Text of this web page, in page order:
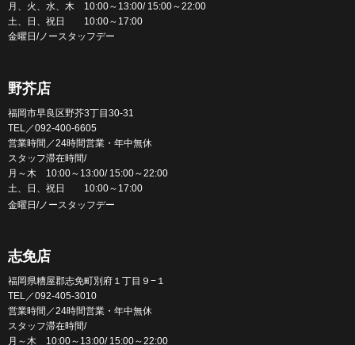
月、火、水、木 10:00～13:00/ 15:00～22:00
土、日、祝日 10:00～17:00
金曜日/ノースタッフデー
野芥店
福岡市早良区野芥3丁目30-31
TEL／092-400-6605
営業時間／24時間営業・年中無休
スタッフ滞在時間/
月～木 10:00～13:00/ 15:00～22:00
土、日、祝日 10:00～17:00
金曜日/ノースタッフデー
志免店
福岡県糟屋郡志免町別府１丁目９−１
TEL／092-405-3010
営業時間／24時間営業・年中無休
スタッフ滞在時間/
月～木 10:00～13:00/ 15:00～22:00